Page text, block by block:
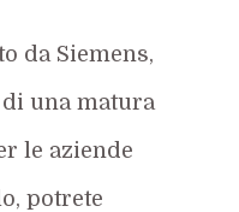
da Siemens,
una matura
le aziende
potrete